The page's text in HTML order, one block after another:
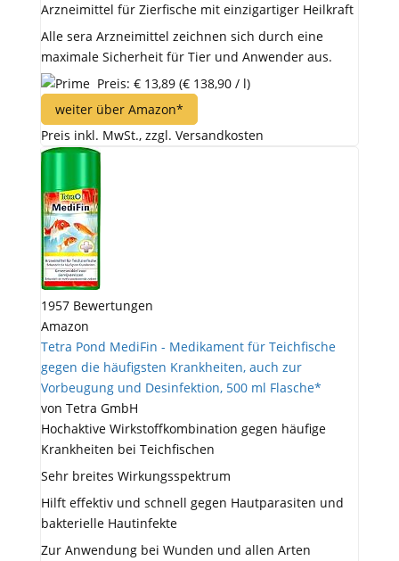
Arzneimittel für Zierfische mit einzigartiger Heilkraft
Alle sera Arzneimittel zeichnen sich durch eine
maximale Sicherheit für Tier und Anwender aus.
Preis: € 13,89 (€ 138,90 / l)
weiter über Amazon*
Preis inkl. MwSt., zzgl. Versandkosten
1957 Bewertungen
Amazon
Tetra Pond MediFin - Medikament für Teichfische
gegen die häufigsten Krankheiten, auch zur
Vorbeugung und Desinfektion, 500 ml Flasche*
von Tetra GmbH
Hochaktive Wirkstoffkombination gegen häufige
Krankheiten bei Teichfischen
Sehr breites Wirkungsspektrum
Hilft effektiv und schnell gegen Hautparasiten und
bakterielle Hautinfekte
Zur Anwendung bei Wunden und allen Arten